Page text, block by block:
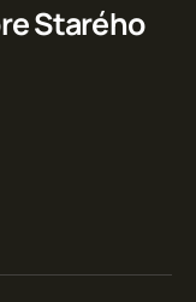
Starého